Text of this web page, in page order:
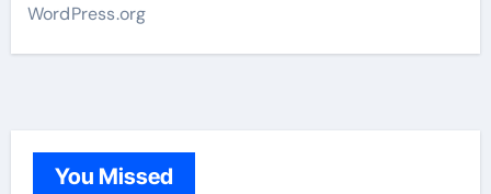
WordPress.org
You Missed